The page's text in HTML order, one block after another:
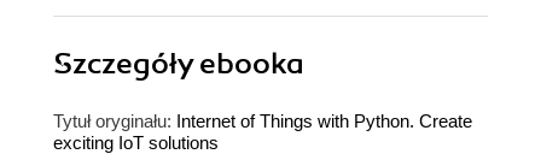
Szczegółyebooka
Tytuł oryginału: Internet of Things with Python. Create
exciting IoT solutions